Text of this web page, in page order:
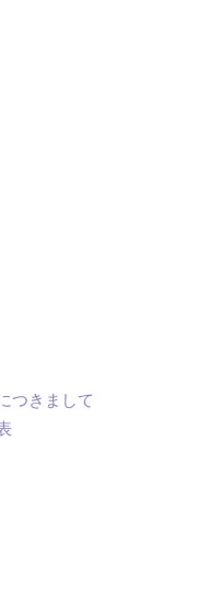
つきまして